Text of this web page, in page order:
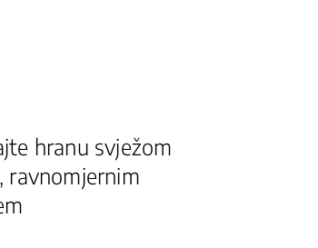
hranu svježom
ravnomjernim